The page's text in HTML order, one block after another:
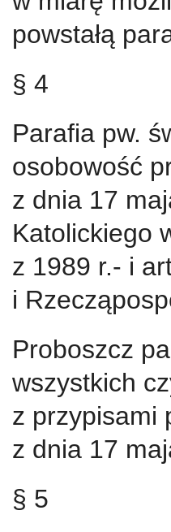
powstałą
§ 4
Parafia pw.
osobowość
z dnia 17
Katolickiego
z 1989 r.- i
i
Proboszcz
wszystkich
z przypisami
z dnia 17
§ 5